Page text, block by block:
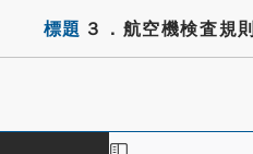
標題 ３．航空機検査規則